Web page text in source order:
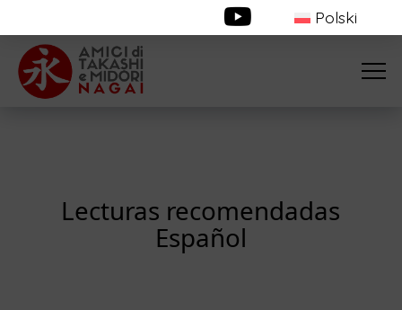
Polski
Lecturas recomendadas
Español